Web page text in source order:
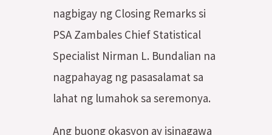
nagbigay ng Closing Remarks si
PSA Zambales Chief Statistical
Specialist Nirman L. Bundalian na
nagpahayag ng pasasalamat sa
lahat ng lumahok sa seremonya.
Ang buong okasyon ay isinagawa